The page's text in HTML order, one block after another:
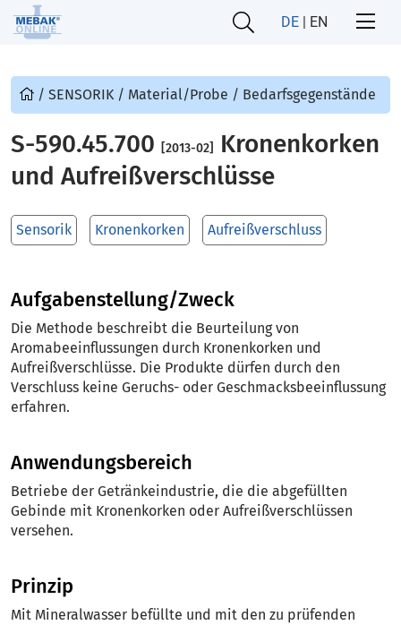
DE | EN
/ SENSORIK / Material/Probe / Bedarfsgegenstände
S-590.45.700 [2013-02]
Kronenkorken
und Aufreißverschlüsse
Sensorik Kronenkorken Aufreißverschluss
Aufgabenstellung/Zweck
Die Methode beschreibt die Beurteilung von
Aromabeeinflussungen durch Kronenkorken und
Aufreißverschlüsse. Die Produkte dürfen durch den
Verschluss keine Geruchs- oder Geschmacksbeeinflussung
erfahren.
Anwendungsbereich
Betriebe der Getränkeindustrie, die die abgefüllten
Gebinde mit Kronenkorken oder Aufreißverschlüssen
versehen.
Prinzip
Mit Mineralwasser befüllte und mit den zu prüfenden